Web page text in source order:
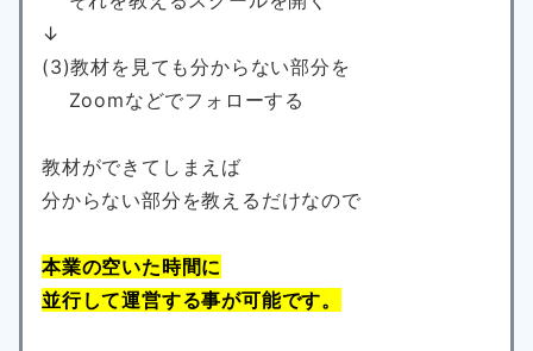
↓
(3)教材を見ても分からない部分を
Zoomなどでフォローする
教材ができてしまえば
分からない部分を教えるだけなので
本業の空いた時間に
並行して運営する事が可能です。